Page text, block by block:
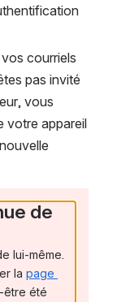
courriels
pas invité
vous
votre appareil
de
lui-même.
la page
être été